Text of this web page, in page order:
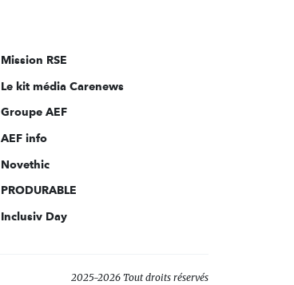
sur:
Mission RSE
Le kit média Carenews
Groupe AEF
AEF info
Novethic
PRODURABLE
Inclusiv Day
2025-2026 Tout droits réservés